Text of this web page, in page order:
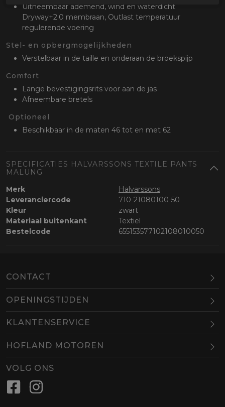
Uitneembaar ademend, wind en waterdicht
Dryway+2.0 membraan, Outlast temperatuur
regulerende voering
Stel- en opbergmogelijkheden
Verstelbaar in de taille en onderaan de broekspijp
Comfort
Lange bevestigingsrits voor aan de jas
Afneembare bretels
Optioneel
Beschikbaar in de maten 46 tot en met 62
SPECIFICATIES HALVARSSONS TEXTILE PANTS
MALUNG
Merk
Halvarssons
Leveranciercode
710-21080100-50
Kleur
zwart
Materiaal buitenkant
Textiel
Bestelcode
655153577102108010050
CONTACT
BEL EMAIL
OPENINGSTIJDEN
Maandag
Dinsdag
10.00-18.00
Woensdag
Donderdag
Vrijdag
KLANTENSERVICE
HOFLAND MOTOREN
VOLG ONS